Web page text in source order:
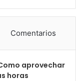
Comentarios
aprovechar
horas